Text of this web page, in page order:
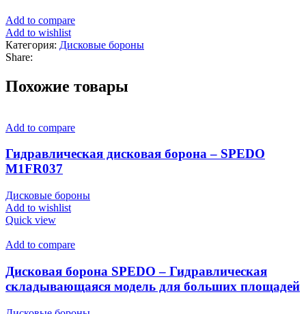
Add to compare
Add to wishlist
Категория: Дисковые бороны
Share:
Похожие товары
Add to compare
Гидравлическая дисковая борона – SPEDO
M1FR037
Дисковые бороны
Add to wishlist
Quick view
Add to compare
Дисковая борона SPEDO – Гидравлическая
складывающаяся модель для больших площадей